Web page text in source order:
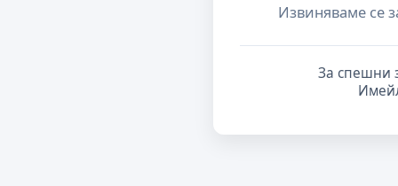
Извиняваме се
За спешни